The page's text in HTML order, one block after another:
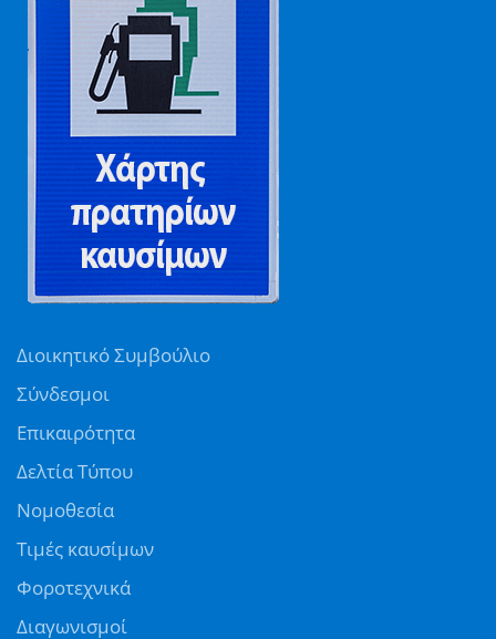
Διοικητικό Συμβούλιο
Σύνδεσμοι
Επικαιρότητα
Δελτία Τύπου
Νομοθεσία
Τιμές καυσίμων
Φοροτεχνικά
Διαγωνισμοί